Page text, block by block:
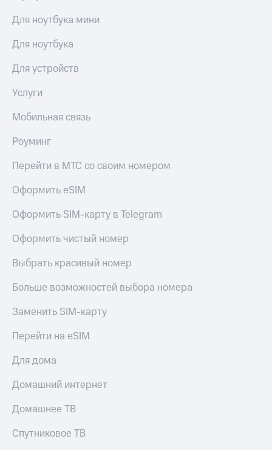
Для ноутбука мини
Для ноутбука
Для устройств
Услуги
Мобильная связь
Роуминг
Перейти в МТС со своим номером
Оформить eSIM
Оформить SIM-карту в Telegram
Оформить чистый номер
Выбрать красивый номер
Больше возможностей выбора номера
Заменить SIM-карту
Перейти на eSIM
Для дома
Домашний интернет
Домашнее ТВ
Спутниковое ТВ